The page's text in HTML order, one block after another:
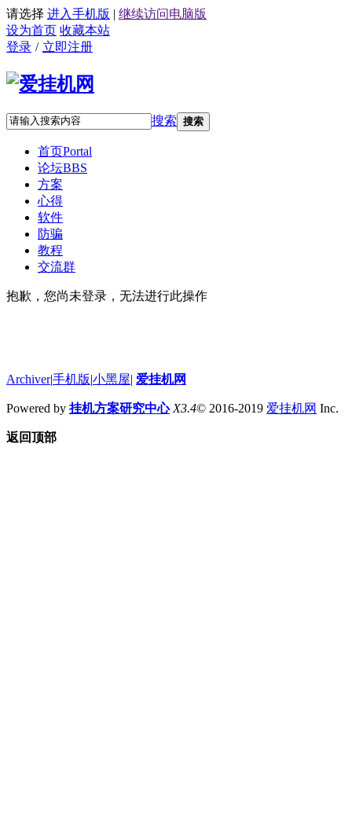
请选择 进入手机版 | 继续访问电脑版
设为首页 收藏本站
登录 / 立即注册
搜索 搜索
首页Portal
论坛BBS
方案
心得
软件
防骗
教程
交流群
抱歉，您尚未登录，无法进行此操作
Archiver|手机版|小黑屋| 爱挂机网
Powered by 挂机方案研究中心 X3.4© 2016-2019 爱挂机网 Inc.
返回顶部